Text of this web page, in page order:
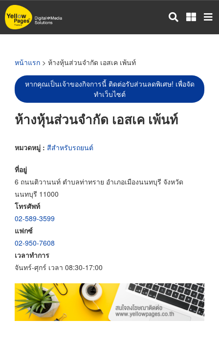
ข้าม
ไป
หน้าแรก > ห้างหุ้นส่วนจำกัด เอสเค เพ้นท์
หากคุณเป็นเจ้าของกิจการนี้ ติดต่อรับส่วนลดพิเศษ! เพื่อจัด
ทำเว็บไซต์
ห้างหุ้นส่วนจำกัด เอสเค เพ้นท์
หมวดหมู่ : สีสำหรับรถยนต์
ที่อยู่
6 ถนนติวานนท์ ตำบลท่าทราย อำเภอเมืองนนทบุรี จังหวัด
นนทบุรี 11000
โทรศัพท์
02-589-3599
แฟกซ์
02-950-7608
เวลาทำการ
จันทร์-ศุกร์ เวลา 08:30-17:00